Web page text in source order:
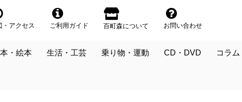
・アクセス ご利用ガイド 百町森について お問い合わせ
本・絵本 生活・工芸 乗り物・運動 CD・DVD コラム